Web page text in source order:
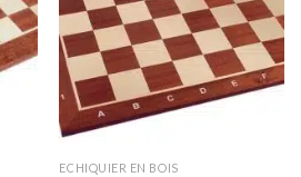
ECHIQUIER EN BOIS